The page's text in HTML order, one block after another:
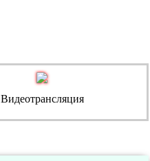
Видеотрансляция